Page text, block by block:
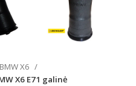
BMW X6
X6 E71 galinė